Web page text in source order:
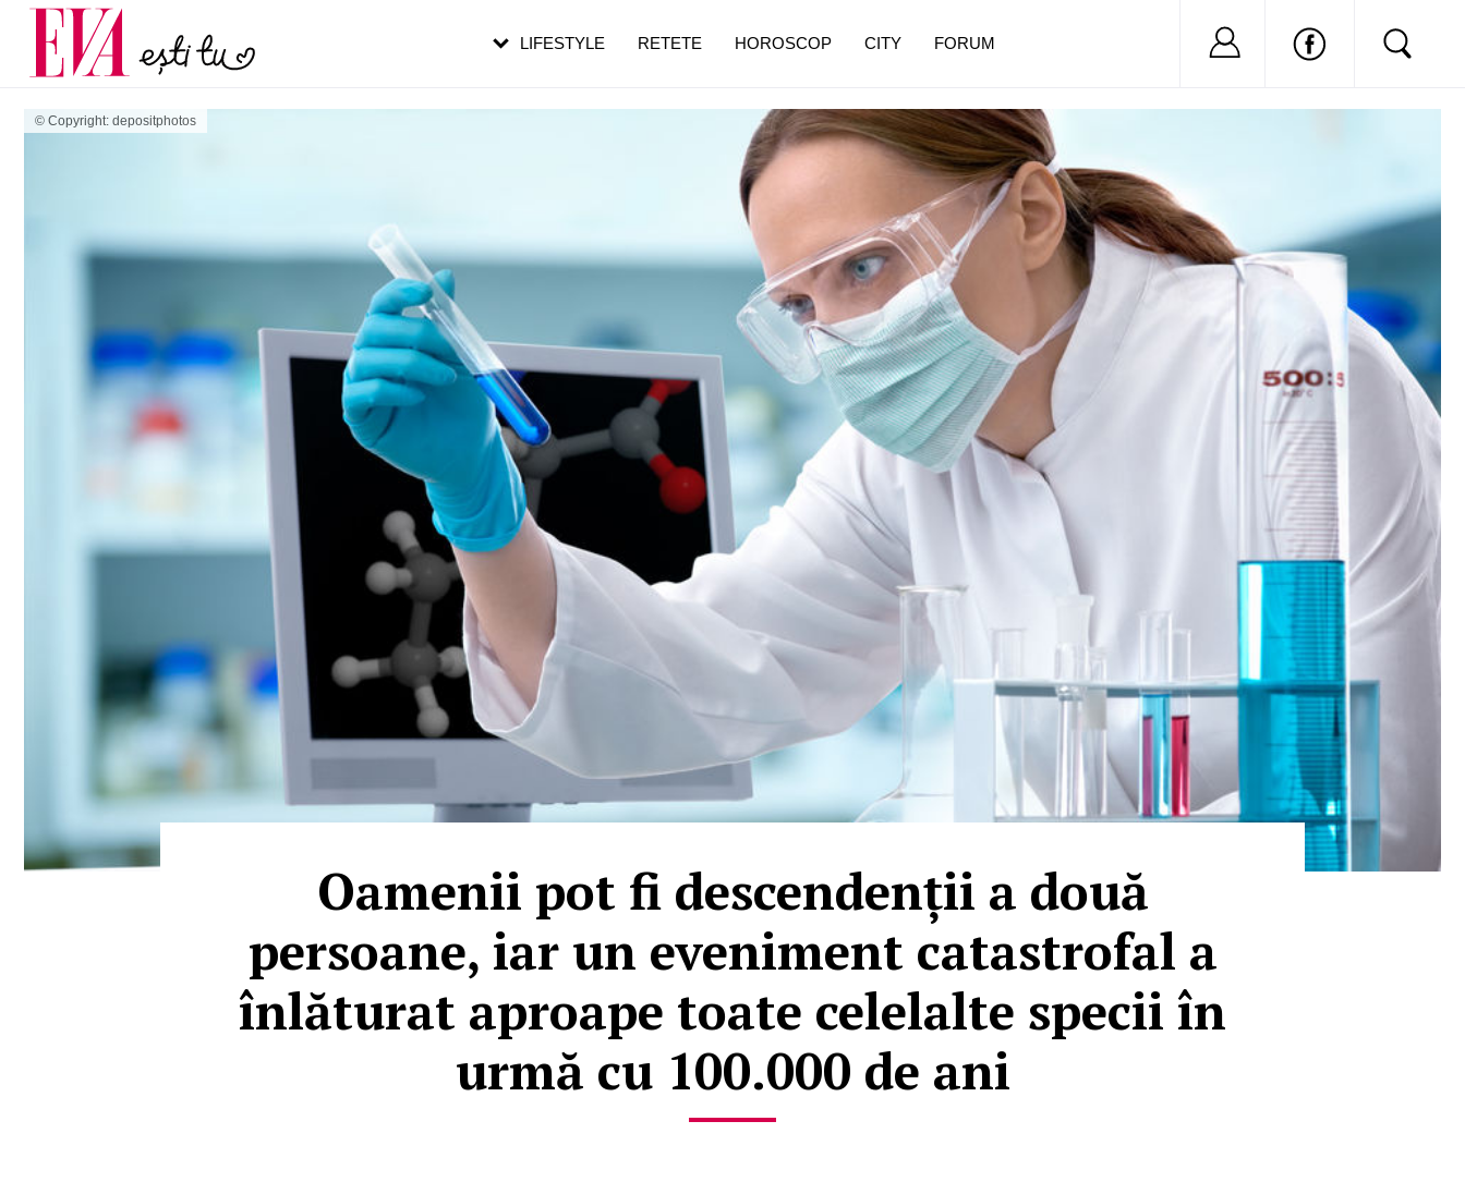
© Copyright: depositphotos
Oamenii pot fi descendenții a două
persoane, iar un eveniment catastrofal a
înlăturat aproape toate celelalte specii în
urmă cu 100.000 de ani
LIFESTYLE RETETE HOROSCOP CITY FORUM Nu ai cont?
Carieră
Actualitate
pe măsură ce înaintezi în vârstă
de dureroasă este investigația